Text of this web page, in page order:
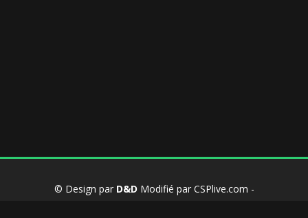
© Design par D&DModifié par CSPlive.com -